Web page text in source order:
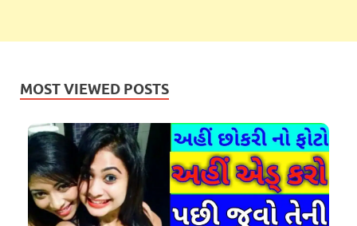
MOST VIEWED POSTS